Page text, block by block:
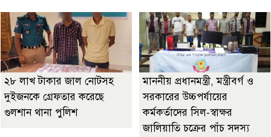
২৮ লাখ টাকার জাল নোটসহ
দুইজনকে গ্রেফতার করেছে
গুলশান থানা পুলিশ
মাননীয় প্রধানমন্ত্রী, মন্ত্রীবর্গ ও
সরকারের উচ্চপর্যায়ের
কর্মকর্তাদের সিল-স্বাক্ষর
জালিয়াতি চক্রের পাঁচ সদস্য